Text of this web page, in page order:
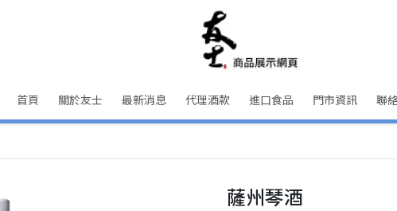
首頁 關於友士 最新消息 代理酒款 進口食品 門市資訊 聯
薩州琴酒